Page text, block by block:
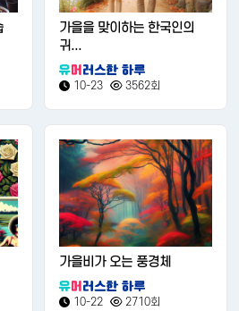
가을을 맞이하는 한국인의
귀...
10-23 3562회
가을비가 오는 풍경체
10-22 2710회